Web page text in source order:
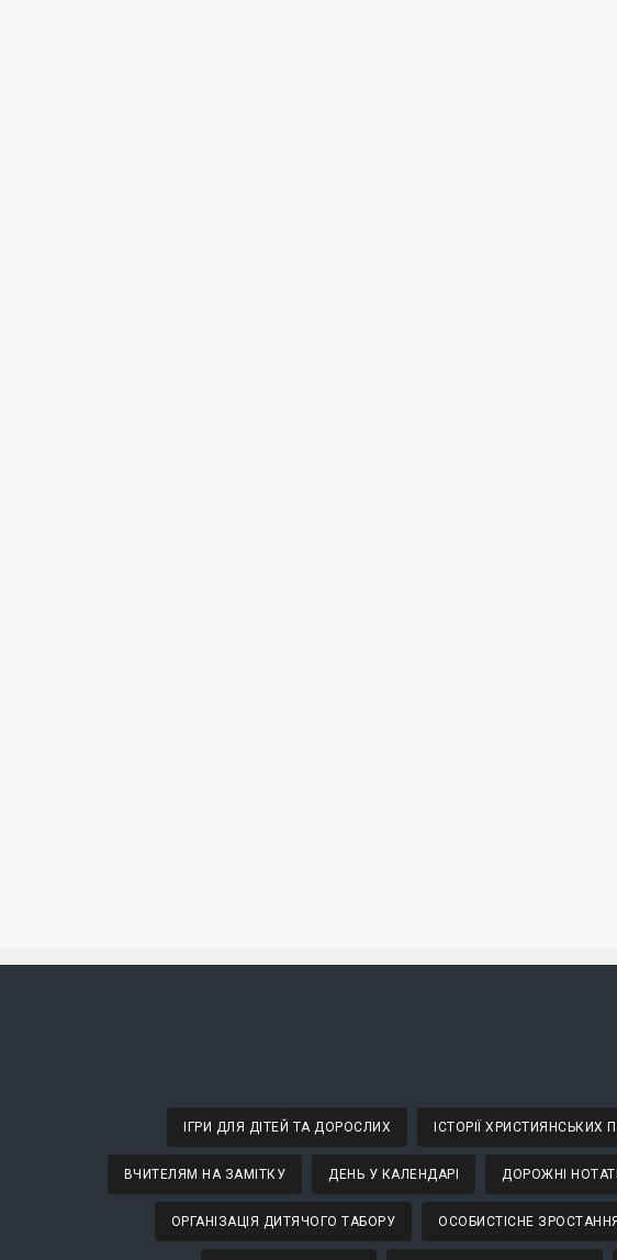
ІГРИ ДЛЯ ДІТЕЙ ТА ДОРОСЛИХ ІСТОРІЇ ХРИСТИЯНСЬКИХ
ВЧИТЕЛЯМ НА ЗАМІТКУ ДЕНЬ У КАЛЕНДАРІ ДОРОЖНІ
ОРГАНІЗАЦІЯ ДИТЯЧОГО ТАБОРУ ОСОБИСТІСНЕ